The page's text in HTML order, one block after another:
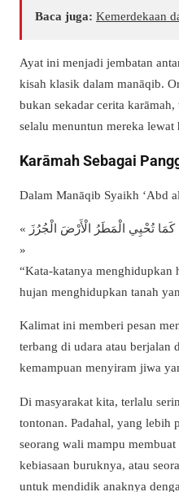
Baca juga: Kemerdekaan
Ayat ini menjadi jembatan
kisah klasik dalam manāqib.
bukan sekadar cerita
selalu menuntun mereka
Karāmah Sebagai
Dalam Manāqib Syaikh ‘Abd
« كَانَتْ كَلِمَاتُهُ تُحْيِي الْقُلُوبَ الْمَيِّتَةَ كَمَا تُحْيِي الْمَطَرُ الْأَرْضَ الْجُرُزَ
»
“Kata-katanya menghidupkan
hujan menghidupkan tanah
Kalimat ini memberi pesan
terbang di udara atau berjalan
kemampuan menyiram jiwa
Di masyarakat kita, terlalu
tontonan. Padahal, yang lebih
seorang wali mampu
kebiasaan buruknya, atau
untuk mendidik anaknya